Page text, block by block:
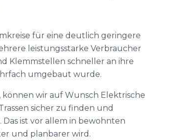
für eine deutlich geringere
leistungsstarke Verbraucher
Klemmstellen schneller an ihre
umgebaut wurde.
wir auf Wunsch Elektrische
sicher zu finden und
ist vor allem in bewohnten
und planbarer wird.